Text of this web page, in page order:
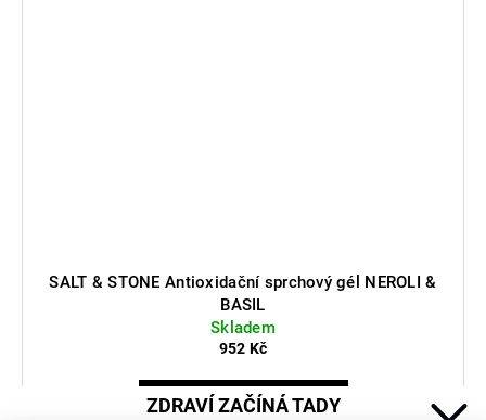
SALT & STONE Antioxidační sprchový gél NEROLI &
BASIL
Skladem
952 Kč
DO KOŠÍKU
ZDRAVÍ ZAČÍNÁ TADY